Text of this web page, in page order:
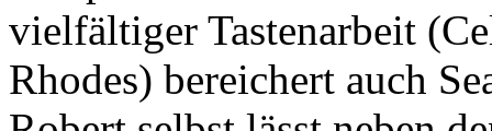
vielfältiger Tastenarbeit
Rhodes) bereichert auch